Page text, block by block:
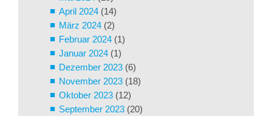
April 2024 (14)
März 2024 (2)
Februar 2024 (1)
Januar 2024 (1)
Dezember 2023 (6)
November 2023 (18)
Oktober 2023 (12)
September 2023 (20)